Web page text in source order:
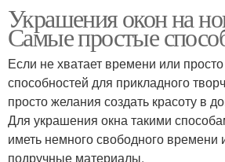
Украшения окон на
Самые простые
Если не хватает времени или
способностей для прикладного
просто желания создать красоту в
Для украшения окна такими
иметь немного свободного
подручные материалы.